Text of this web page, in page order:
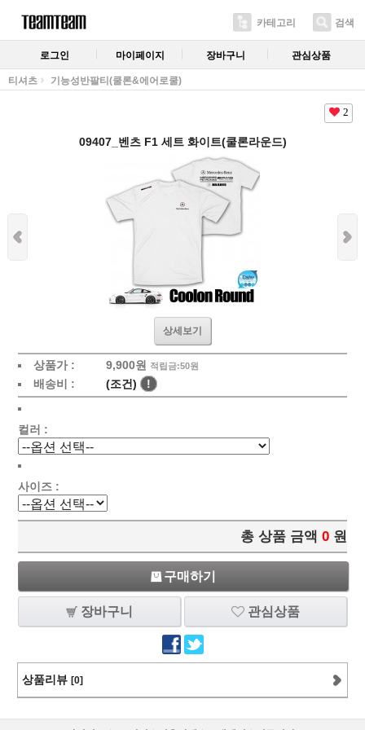
카테고리 검색
로그인 마이페이지 장바구니 관심상품
티셔츠 기능성반팔티(쿨론&에어로쿨)
2
09407_벤츠 F1 세트 화이트(쿨론라운드)
상세보기
상품가 : 9,900원 적립금:50원
배송비 : (조건) !
컬러 :
사이즈 :
총 상품 금액 0 원
구매하기
장바구니 관심상품
상품리뷰 [0]